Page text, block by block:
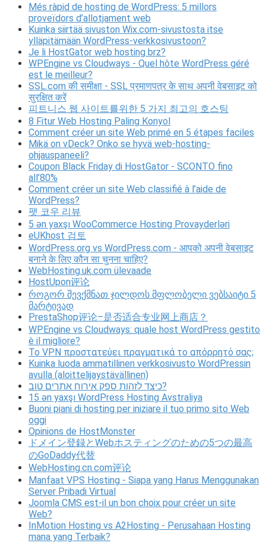
Més ràpid de hosting de WordPress: 5 millors
proveïdors d’allotjament web
Kuinka siirtää sivuston Wix.com-sivustosta itse
ylläpitämään WordPress-verkkosivustoon?
Je li HostGator web hosting brz?
WPEngine vs Cloudways - Quel hôte WordPress géré
est le meilleur?
SSL.com की समीक्षा - SSL प्रमाणपत्र के साथ अपनी वेबसाइट को
सुरक्षित करें
피트니스 웹 사이트를위한 5 가지 최고의 호스팅
8 Fitur Web Hosting Paling Konyol
Comment créer un site Web primé en 5 étapes faciles
Mikä on vDeck? Onko se hyvä web-hosting-
ohjauspaneeli?
Coupon Black Friday di HostGator - SCONTO fino
all’80%
Comment créer un site Web classifié à l’aide de
WordPress?
팻 코우 리뷰
5 ən yaxşı WooCommerce Hosting Provayderləri
eUKhost 검토
WordPress.org vs WordPress.com - आपको अपनी वेबसाइट
बनाने के लिए कौन सा चुनना चाहिए?
WebHosting.uk.com ülevaade
HostUpon评论
როგორ შევქმნათ ჯილდოს მფლობელი ვებსაიტი 5
მარტივად
PrestaShop评论–是否适合专业网上商店？
WPEngine vs Cloudways: quale host WordPress gestito
è il migliore?
Το VPN προστατεύει πραγματικά το απόρρητό σας;
Kuinka luoda ammatillinen verkkosivusto WordPressin
avulla (aloittelijaystävällinen)
כיצד לזהות ספק אירוח אתרים טוב?
15 ən yaxşı WordPress Hosting Avstraliya
Buoni piani di hosting per iniziare il tuo primo sito Web
oggi
Opinions de HostMonster
ドメイン登録とWebホスティングのための5つの最高
のGoDaddy代替
WebHosting.cn.com评论
Manfaat VPS Hosting - Siapa yang Harus Menggunakan
Server Pribadi Virtual
Joomla CMS est-il un bon choix pour créer un site
Web?
InMotion Hosting vs A2Hosting - Perusahaan Hosting
mana yang Terbaik?